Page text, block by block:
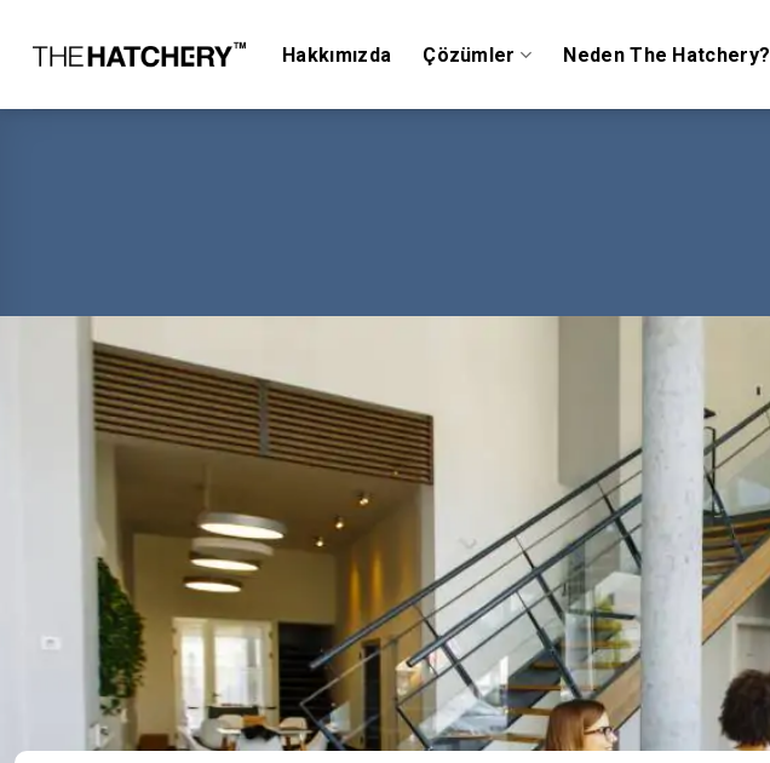
content
Hakkımızda Çözümler Neden The Hatchery?